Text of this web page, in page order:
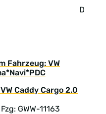
D
Fahrzeug: VW
Fzg: GWW-11163